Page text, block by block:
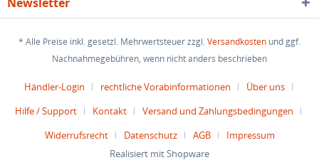
* Alle Preise inkl. gesetzl. Mehrwertsteuer zzgl.Versandkosten und ggf.
Nachnahmegebühren, wenn nicht anders beschrieben
Händler-Login rechtliche Vorabinformationen
Über uns
Hilfe / Support
Kontakt
Versand und Zahlungsbedingungen
Widerrufsrecht
Datenschutz AGB
Impressum
Realisiert mit Shopware